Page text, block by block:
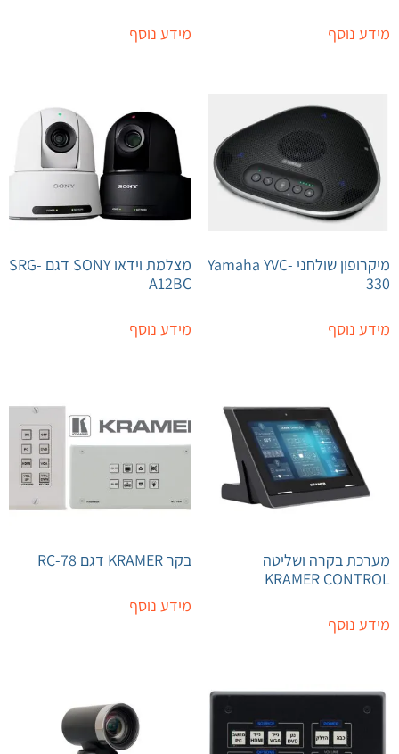
מידע נוסף מידע נוסף
מיקרופון שולחני Yamaha YVC-
330
מידע נוסף
מצלמת וידאו SONY דגם SRG-
A12BC
מידע נוסף
מערכת בקרה ושליטה
KRAMER CONTROL
מידע נוסף
בקר KRAMER דגם RC-78
מידע נוסף